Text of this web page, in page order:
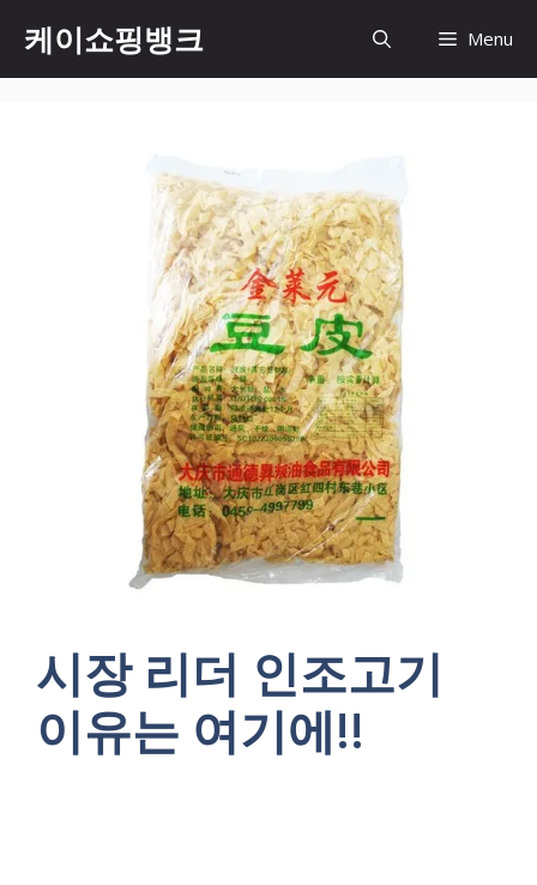
content
케이쇼핑뱅크 Menu
시장 리더 인조고기
이유는 여기에!!